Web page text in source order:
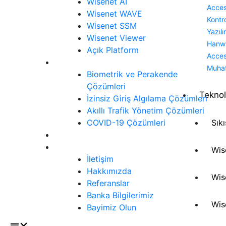
Wisenet WAVE
Wisenet SSM
Wisenet Viewer
Açık Platform
Biometrik ve Perakende
Çözümleri
İzinsiz Giriş Algılama Çözümleri
Akıllı Trafik Yönetim Çözümleri
COVID-19 Çözümleri
İletişim
Hakkımızda
Referanslar
Banka Bilgilerimiz
Bayimiz Olun